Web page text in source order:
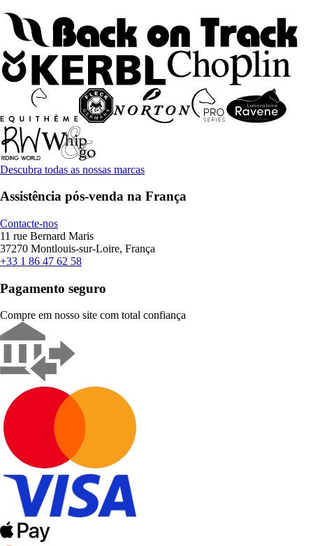
Descubra todas as nossas marcas
Assistência pós-venda na França
Contacte-nos
11 rue Bernard Maris
37270 Montlouis-sur-Loire, França
+33 1 86 47 62 58
Pagamento seguro
Compre em nosso site com total confiança